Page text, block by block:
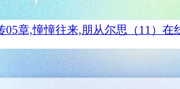
05章,憧憧往来,朋从尔思（11）在